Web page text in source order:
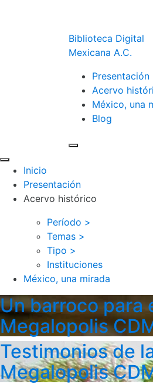
Biblioteca Digital
Mexicana A.C.
Presentación
Acervo
México, una
Blog
Inicio
Presentación
Acervo histórico
Período >
Temas >
Tipo >
Instituciones
México, una mirada
Un barroco para
Megalopolis
Testimonios de
Megalopolis